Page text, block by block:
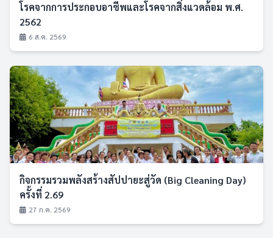
โรคจากการประกอบอาชีพและโรคจากสิ่งแวดล้อม พ.ศ.
2562
6 ส.ค. 2569
กิจกรรมรวมพลังสร้างสัปปายะสู่วัด (Big Cleaning Day)
ครั้งที่ 2.69
27 ก.ค. 2569